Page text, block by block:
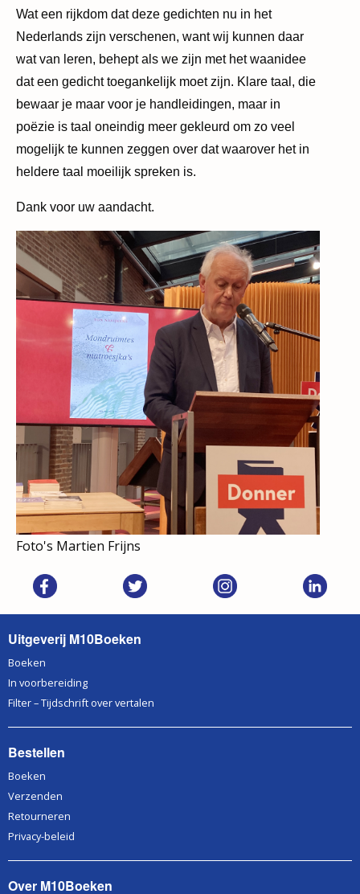
Wat een rijkdom dat deze gedichten nu in het
Nederlands zijn verschenen, want wij kunnen daar
wat van leren, behept als we zijn met het waanidee
dat een gedicht toegankelijk moet zijn. Klare taal, die
bewaar je maar voor je handleidingen, maar in
poëzie is taal oneindig meer gekleurd om zo veel
mogelijk te kunnen zeggen over dat waarover het in
heldere taal moeilijk spreken is.
Dank voor uw aandacht.
Foto's Martien Frijns
Uitgeverij M10Boeken
Boeken
In voorbereiding
Filter – Tijdschrift over vertalen
Bestellen
Boeken
Verzenden
Retourneren
Privacy-beleid
Over M10Boeken